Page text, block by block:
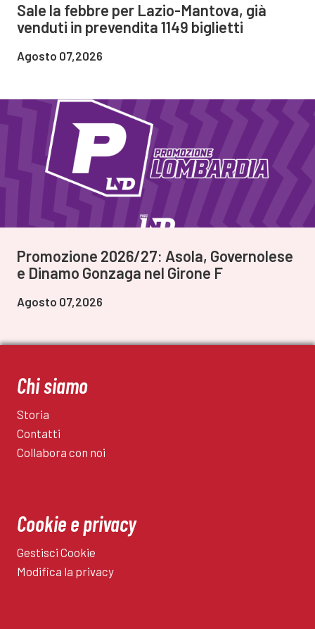
Sale la febbre per Lazio-Mantova, già
venduti in prevendita 1149 biglietti
Agosto 07,2026
Promozione 2026/27: Asola, Governolese
e Dinamo Gonzaga nel Girone F
Agosto 07,2026
Chi siamo
Storia
Contatti
Collabora con noi
Cookie e privacy
Gestisci Cookie
Modifica la privacy